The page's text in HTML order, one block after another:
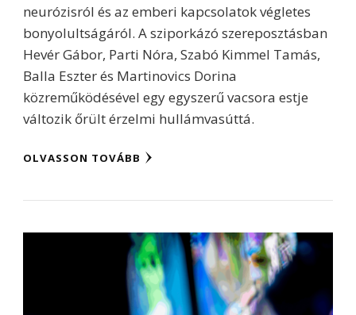
neurózisról és az emberi kapcsolatok végletes
bonyolultságáról. A sziporkázó szereposztásban
Hevér Gábor, Parti Nóra, Szabó Kimmel Tamás,
Balla Eszter és Martinovics Dorina
közreműködésével egy egyszerű vacsora estje
változik őrült érzelmi hullámvasúttá.
OLVASSON TOVÁBB